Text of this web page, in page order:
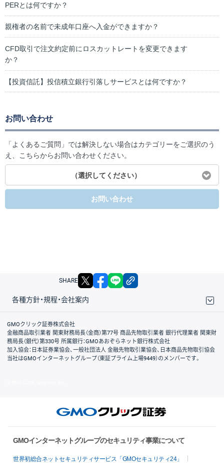
PERとは何ですか？
親権者の名前で未成年口座へ入金ができますか？
CFD取引で注文約定前にロスカットレートを変更できます
か？
【投資信託】投信積立銀行引落しサービスとは何ですか？
お問い合わせ
「よくあるご質問」では解決しない場合はカテゴリーをご選択のう
え、こちらからお問い合わせください。
（選択してください）
お問い合わせ
SHARE X facebook
各種方針・規程・会社案内
取引規程・約款
サイトマップ
その他のご案内
個人情報保護方針
最良執行方針
サイトのご利用について
ディスクレイマー
信託保全
リスク説明
会社案内
GMOクリック証券株式会社
金融商品取引業者 関東財務局長（金商）第77号 商品先物取引業者 銀行代理業者 関東財
務局長（銀代）第330号 所属銀行：GMOあおぞらネット銀行株式会社
加入協会：日本証券業協会、一般社団法人 金融先物取引業協会、日本商品先物取引協会
当社はGMOインターネットグループ（東証プライム上場9449）のメンバーです。
GMOインターネットグループのセキュリティ事業について
世界初総合ネットセキュリティサービス「GMOセキュリティ24」